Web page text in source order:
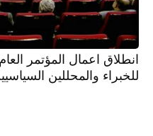
انطلاق اعمال المؤتمر
للخبراء والمحللين